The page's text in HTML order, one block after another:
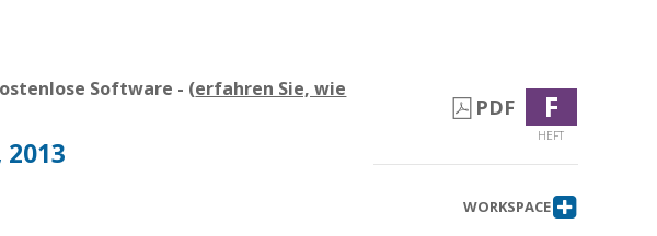
Software - (erfahren Sie, wie
PDF F
HEFT
WORKSPACE